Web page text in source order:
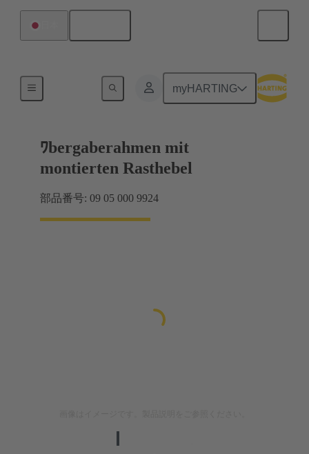
myHARTING
マザーボード ツー ドーターカード接続
ﾜbergaberahmen mit
montierten Rasthebel
部品番号: 09 05 000 9924